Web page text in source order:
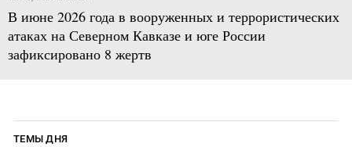
В июне 2026 года в вооруженных и террористических
атаках на Северном Кавказе и юге России
зафиксировано 8 жертв
ТЕМЫ ДНЯ